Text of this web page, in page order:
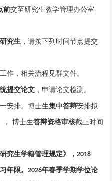
前交至研究生教学管理办公室
究生 ，请按下列时间节点提交
工作，相关流程见群文件。
提交论文 ，申请论文检测。
安排。博士生集中答辩安排拟
博士生答辩资格审核截止时间
究生学籍管理规定》，2018
年限。2026年春季学期学位论